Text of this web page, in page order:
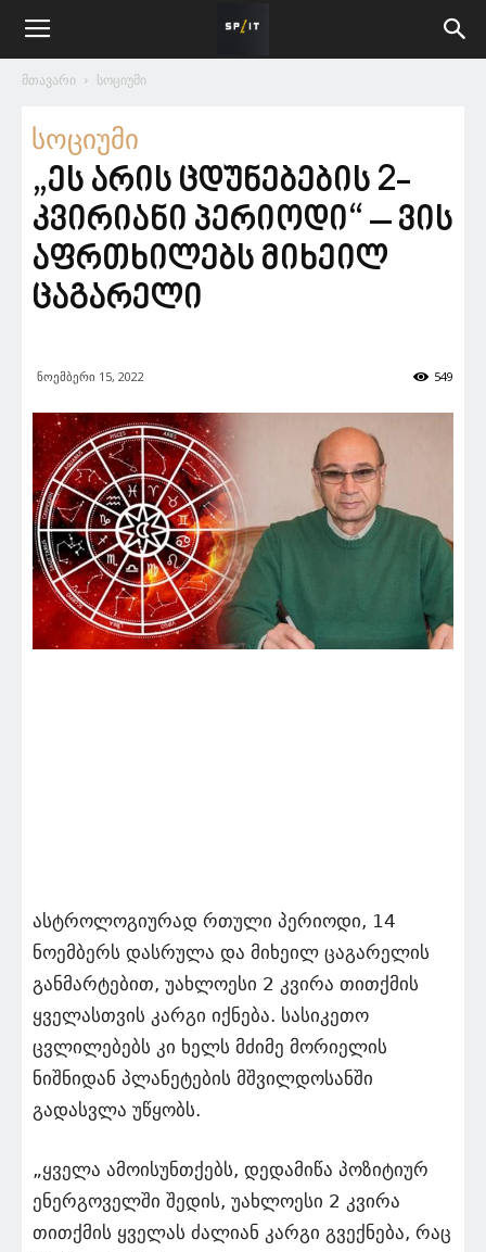
მთავარი სოციუმი
სოციუმი
„ეს არის ცდუნებების 2-
კვირიანი პერიოდი“ – ვის
აფრთხილებს მიხეილ
ცაგარელი
ნოემბერი 15, 2022 549
ასტროლოგიურად რთული პერიოდი, 14
ნოემბერს დასრულა და მიხეილ ცაგარელის
განმარტებით, უახლოესი 2 კვირა თითქმის
ყველასთვის კარგი იქნება. სასიკეთო
ცვლილებებს კი ხელს მძიმე მორიელის
ნიშნიდან პლანეტების მშვილდოსანში
გადასვლა უწყობს.
„ყველა ამოისუნთქებს, დედამიწა პოზიტიურ
ენერგოველში შედის, უახლოესი 2 კვირა
თითქმის ყველას ძალიან კარგი გვექნება, რაც